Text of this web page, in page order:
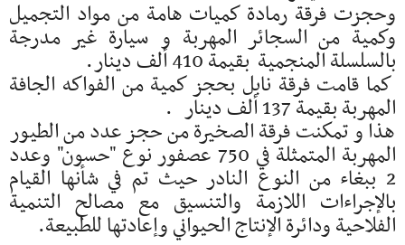
وحجزت فرقة رمادة كميات هامة من مواد التجميل
وكمية من السجائر المهربة و سيارة غير مدرجة
بالسلسلة المنجمية بقيمة 410 ألف دينار.
كما قامت فرقة نابل بحجز كمية من الفواكه الجافة
المهربة بقيمة 137 ألف دينار .
هذا و تمكنت فرقة الصخيرة من حجز عدد من الطيور
المهربة المتمثلة في 750 عصفور نوع "حسون" وعدد
2 ببغاء من النوع النادر حيث تم في شأنها القيام
بالإجراءات اللازمة والتنسيق مع مصالح التنمية
الفلاحية ودائرة الإنتاج الحيواني وإعادتها للطبيعة.